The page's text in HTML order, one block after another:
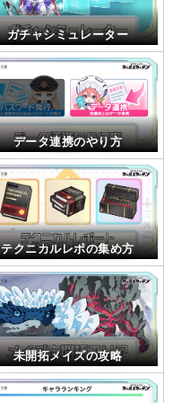
ガチャシミュレーター
データ連携のやり方
テクニカルレポの集め方
未開拓メイズの攻略